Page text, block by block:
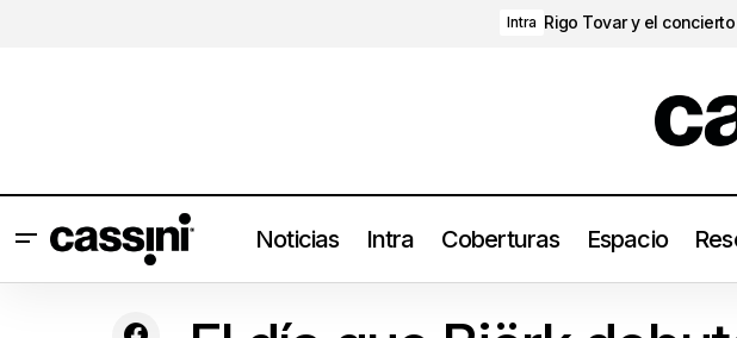
Intra Rigo Tovar y el
Noticias Intra Coberturas Espacio
desde el interior
El día que Björk